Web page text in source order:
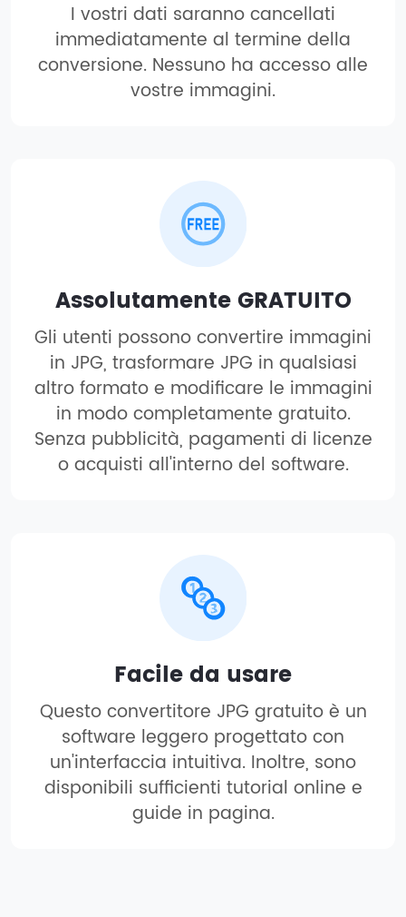
I vostri dati saranno cancellati
immediatamente al termine della
conversione. Nessuno ha accesso alle
vostre immagini.
Assolutamente GRATUITO
Gli utenti possono convertire immagini
in JPG, trasformare JPG in qualsiasi
altro formato e modificare le immagini
in modo completamente gratuito.
Senza pubblicità, pagamenti di licenze
o acquisti all'interno del software.
Facile da usare
Questo convertitore JPG gratuito è un
software leggero progettato con
un'interfaccia intuitiva. Inoltre, sono
disponibili sufficienti tutorial online e
guide in pagina.